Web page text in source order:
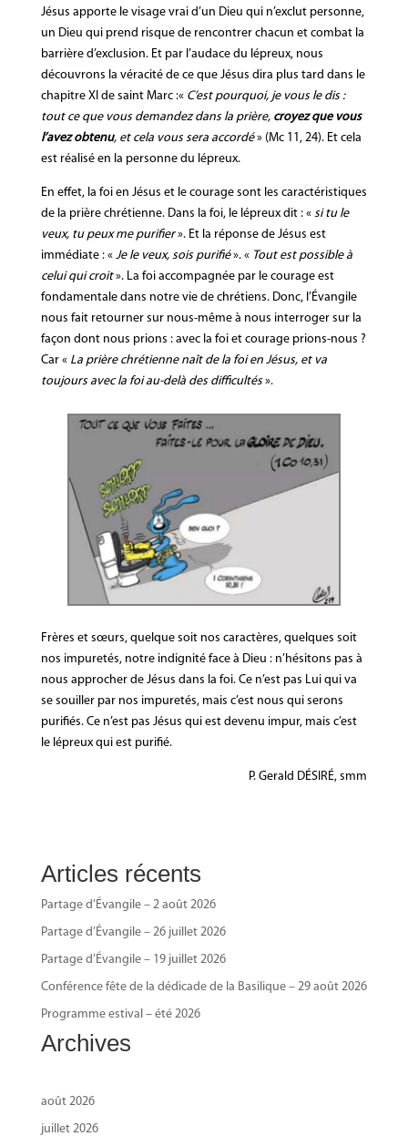
Jésus apporte le visage vrai d’un Dieu qui n’exclut personne,
un Dieu qui prend risque de rencontrer chacun et combat la
barrière d’exclusion. Et par l’audace du lépreux, nous
découvrons la véracité de ce que Jésus dira plus tard dans le
chapitre XI de saint Marc :« C’est pourquoi, je vous le dis :
tout ce que vous demandez dans la prière, croyez que vous
l’avez obtenu, et cela vous sera accordé» (Mc 11, 24). Et cela
est réalisé en la personne du lépreux.
En effet, la foi en Jésus et le courage sont les caractéristiques
de la prière chrétienne. Dans la foi, le lépreux dit : « si tu le
veux, tu peux me purifier». Et la réponse de Jésus est
immédiate : « Je le veux, sois purifié». « Tout est possible à
celui qui croit». La foi accompagnée par le courage est
fondamentale dans notre vie de chrétiens. Donc, l’Évangile
nous fait retourner sur nous-même à nous interroger sur la
façon dont nous prions : avec la foi et courage prions-nous ?
Car « La prière chrétienne naît de la foi en Jésus, et va
toujours avec la foi au-delà des difficultés».
Frères et sœurs, quelque soit nos caractères, quelques soit
nos impuretés, notre indignité face à Dieu : n’hésitons pas à
nous approcher de Jésus dans la foi. Ce n’est pas Lui qui va
se souiller par nos impuretés, mais c’est nous qui serons
purifiés. Ce n’est pas Jésus qui est devenu impur, mais c’est
le lépreux qui est purifié.
P. Gerald DÉSIRÉ, smm
Articles récents
Partage d’Évangile – 2 août 2026
Partage d’Évangile – 26 juillet 2026
Partage d’Évangile – 19 juillet 2026
Conférence fête de la dédicade de la Basilique – 29 août 2026
Programme estival – été 2026
Archives
août 2026
juillet 2026